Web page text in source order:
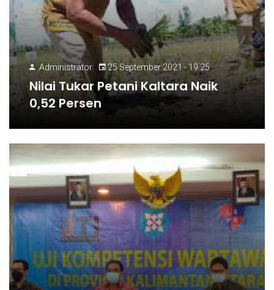
Administrator 25 September 2021 - 19:25
Nilai Tukar Petani Kaltara Naik
0,52 Persen